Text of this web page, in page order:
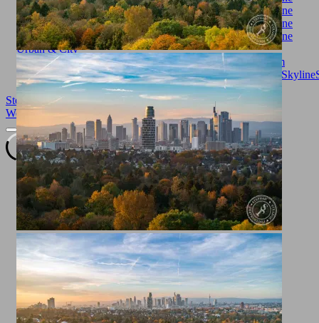
Urban & City
AutumncityscapeCitytripCityviewfallFrankfurtFrankfurt am
MainGoetheturmGötheturmGroßstadtherbstSachsenhausenSkyline
Landscape
Stephan Strange Photography| Designed by: Theme Freesia
WordPress| © Copyright All right reserved | Impressum